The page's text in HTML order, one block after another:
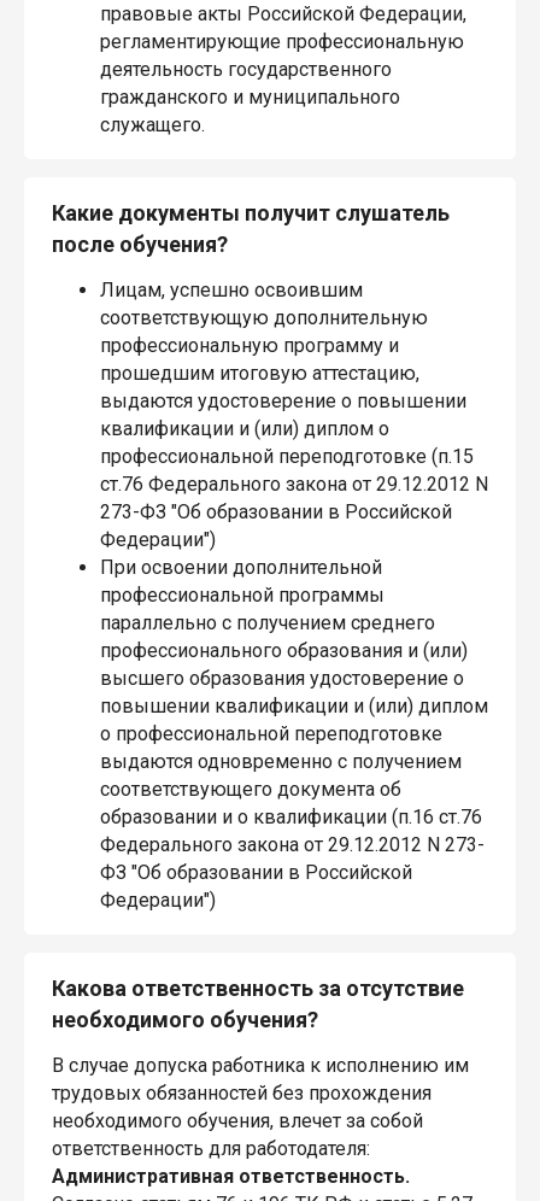
правовые акты Российской Федерации,
регламентирующие профессиональную
деятельность государственного
гражданского и муниципального
служащего.
Какие документы получит слушатель
после обучения?
Лицам, успешно освоившим
соответствующую дополнительную
профессиональную программу и
прошедшим итоговую аттестацию,
выдаются удостоверение о повышении
квалификации и (или) диплом о
профессиональной переподготовке (п.15
ст.76 Федерального закона от 29.12.2012 N
273-ФЗ "Об образовании в Российской
Федерации")
При освоении дополнительной
профессиональной программы
параллельно с получением среднего
профессионального образования и (или)
высшего образования удостоверение о
повышении квалификации и (или) диплом
о профессиональной переподготовке
выдаются одновременно с получением
соответствующего документа об
образовании и о квалификации (п.16 ст.76
Федерального закона от 29.12.2012 N 273-
ФЗ "Об образовании в Российской
Федерации")
Какова ответственность за отсутствие
необходимого обучения?
В случае допуска работника к исполнению им
трудовых обязанностей без прохождения
необходимого обучения, влечет за собой
ответственность для работодателя:
Административная ответственность.